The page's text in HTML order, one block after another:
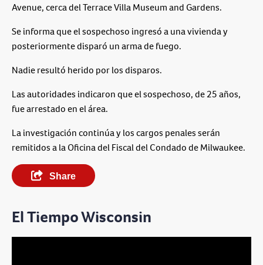
Avenue, cerca del Terrace Villa Museum and Gardens.
Se informa que el sospechoso ingresó a una vivienda y
posteriormente disparó un arma de fuego.
Nadie resultó herido por los disparos.
Las autoridades indicaron que el sospechoso, de 25 años,
fue arrestado en el área.
La investigación continúa y los cargos penales serán
remitidos a la Oficina del Fiscal del Condado de Milwaukee.
Share
El Tiempo Wisconsin